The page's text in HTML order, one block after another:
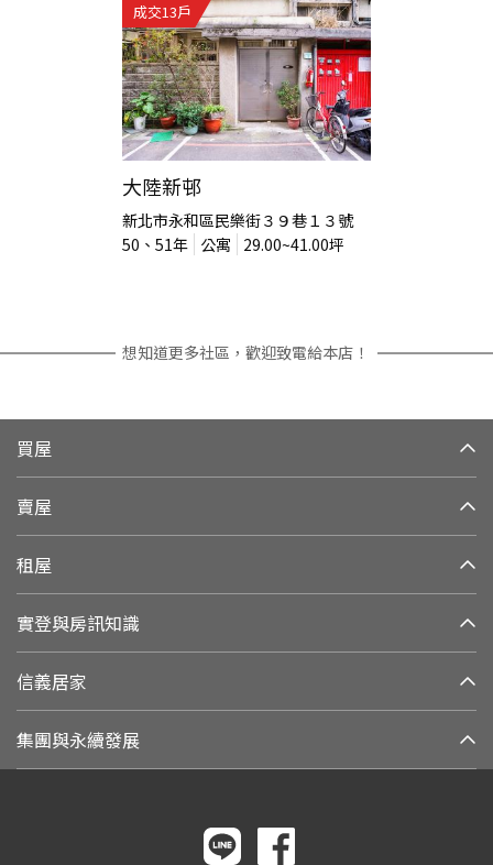
成交13戶
大陸新邨
新北市永和區民樂街３９巷１３號
50、51年 公寓 29.00~41.00坪
想知道更多社區，歡迎致電給本店！
買屋
賣屋
租屋
實登與房訊知識
信義居家
集團與永續發展